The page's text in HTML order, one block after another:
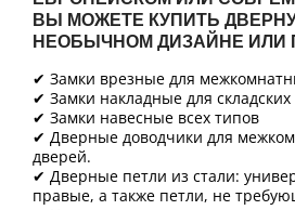
ВЫ МОЖЕТЕ КУПИТЬ
НЕОБЫЧНОМ ДИЗАЙНЕ ИЛИ
✔ Замки врезные для
✔ Замки накладные для
✔ Замки навесные всех типов
✔ Дверные доводчики для
дверей.
✔ Дверные петли из стали:
правые, а также петли, не